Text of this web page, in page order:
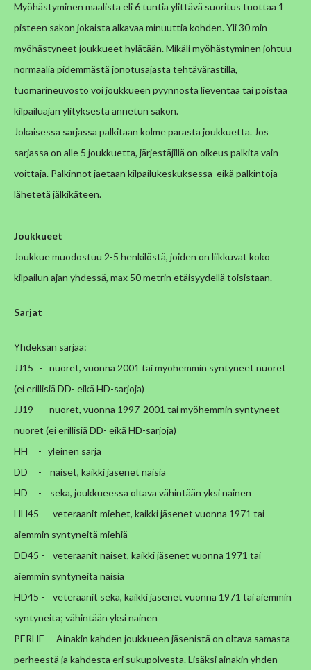
Myöhästyminen maalista eli 6 tuntia ylittävä suoritus tuottaa 1
pisteen sakon jokaista alkavaa minuuttia kohden. Yli 30 min
myöhästyneet joukkueet hylätään. Mikäli myöhästyminen johtuu
normaalia pidemmästä jonotusajasta tehtävärastilla,
tuomarineuvosto voi joukkueen pyynnöstä lieventää tai poistaa
kilpailuajan ylityksestä annetun sakon.
Jokaisessa sarjassa palkitaan kolme parasta joukkuetta. Jos
sarjassa on alle 5 joukkuetta, järjestäjillä on oikeus palkita vain
voittaja. Palkinnot jaetaan kilpailukeskuksessa eikä palkintoja
lähetetä jälkikäteen.
Joukkueet
Joukkue muodostuu 2-5 henkilöstä, joiden on liikkuvat koko
kilpailun ajan yhdessä, max 50 metrin etäisyydellä toisistaan.
Sarjat
Yhdeksän sarjaa:
JJ15 - nuoret, vuonna 2001 tai myöhemmin syntyneet nuoret
(ei erillisiä DD- eikä HD-sarjoja)
JJ19 - nuoret, vuonna 1997-2001 tai myöhemmin syntyneet
nuoret (ei erillisiä DD- eikä HD-sarjoja)
HH - yleinen sarja
DD - naiset, kaikki jäsenet naisia
HD - seka, joukkueessa oltava vähintään yksi nainen
HH45 - veteraanit miehet, kaikki jäsenet vuonna 1971 tai
aiemmin syntyneitä miehiä
DD45 - veteraanit naiset, kaikki jäsenet vuonna 1971 tai
aiemmin syntyneitä naisia
HD45 - veteraanit seka, kaikki jäsenet vuonna 1971 tai aiemmin
syntyneita; vähintään yksi nainen
PERHE- Ainakin kahden joukkueen jäsenistä on oltava samasta
perheestä ja kahdesta eri sukupolvesta. Lisäksi ainakin yhden